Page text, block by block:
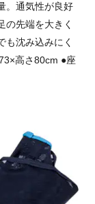
。通気性が良好
の先端を大きく
も沈み込みにく
高さ80cm ●座